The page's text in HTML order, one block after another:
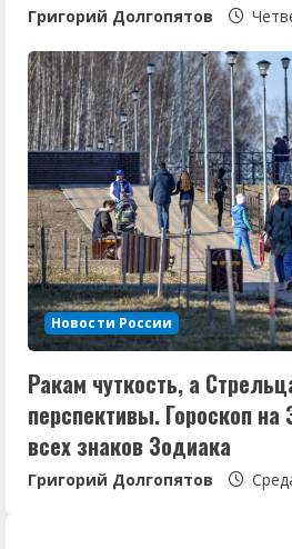
Григорий Долгопятов
Новости России
Ракам чуткость, а
перспективы. Гороскоп
всех знаков Зодиака
Григорий Долгопятов